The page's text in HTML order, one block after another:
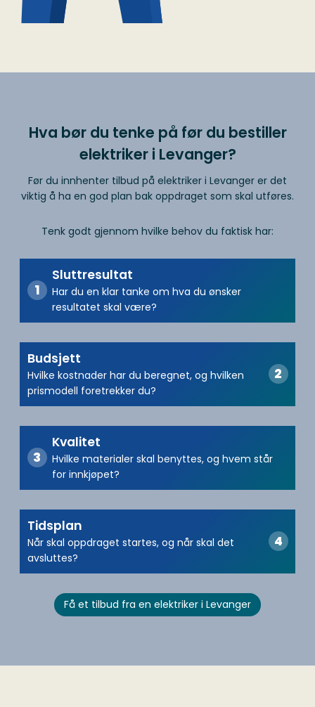
Hva bør du tenke på før du bestiller
elektriker i Levanger?
Før du innhenter tilbud på elektriker i Levanger er det
viktig å ha en god plan bak oppdraget som skal utføres.
Tenk godt gjennom hvilke behov du faktisk har:
Sluttresultat
Har du en klar tanke om hva du ønsker
resultatet skal være?
Budsjett
Hvilke kostnader har du beregnet, og hvilken
prismodell foretrekker du?
Kvalitet
Hvilke materialer skal benyttes, og hvem står
for innkjøpet?
Tidsplan
Når skal oppdraget startes, og når skal det
avsluttes?
Få et tilbud fra en elektriker i Levanger